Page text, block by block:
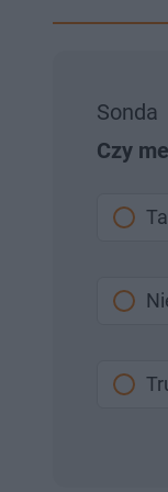
Sonda
Czy